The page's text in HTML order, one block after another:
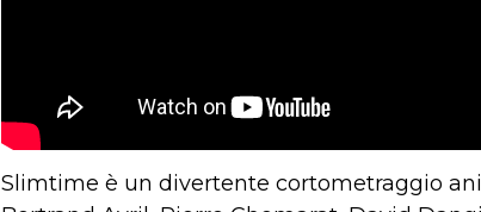
Slimtime è un divertente cortometraggio